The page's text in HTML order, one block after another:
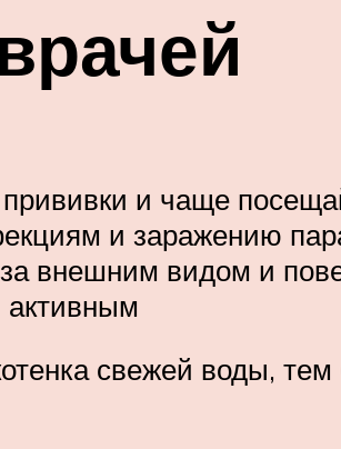
и чаще
и заражению
внешним видом и
свежей воды,